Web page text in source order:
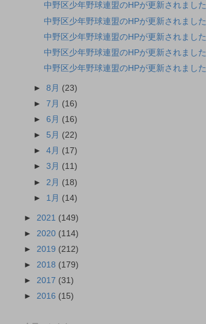
中野区少年野球連盟のHPが更新されました
中野区少年野球連盟のHPが更新されました
中野区少年野球連盟のHPが更新されました
中野区少年野球連盟のHPが更新されました
中野区少年野球連盟のHPが更新されました
►8月 (23)
►7月 (16)
►6月 (16)
► 5月 (22)
►4月 (17)
►3月 (11)
► 2月 (18)
► 1月 (14)
► 2021 (149)
► 2020 (114)
► 2019 (212)
► 2018 (179)
► 2017 (31)
► 2016 (15)